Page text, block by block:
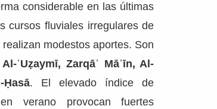
considerable en las últimas
cursos fluviales irregulares de
modestos aportes. Son
ʿUẓaymī, Zarqāʾ Māʿīn, Al-
. El elevado índice de
verano provocan fuertes